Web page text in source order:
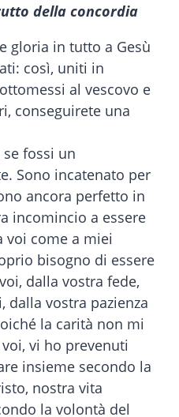
della concordia
gloria in tutto a Gesù
così, uniti in
al vescovo e
conseguirete una
fossi un
Sono incatenato per
ancora perfetto in
incomincio a essere
voi come a miei
bisogno di essere
dalla vostra fede,
dalla vostra pazienza
la carità non mi
vi ho prevenuti
insieme secondo la
nostra vita
la volontà del